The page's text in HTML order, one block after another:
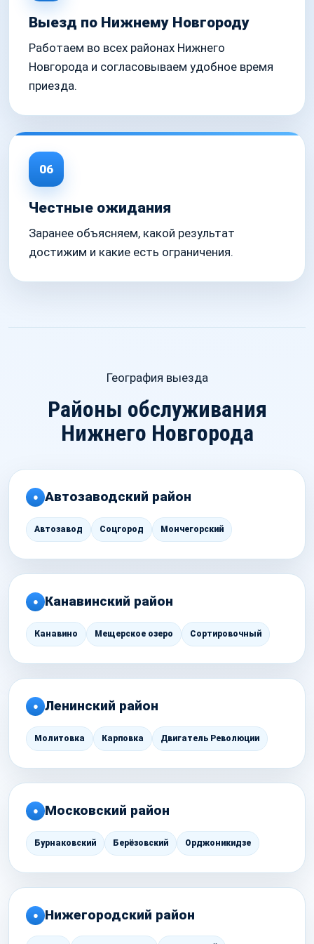
Выезд по Нижнему Новгороду
Работаем во всех районах Нижнего
Новгорода и согласовываем удобное время
приезда.
06
Честные ожидания
Заранее объясняем, какой результат
достижим и какие есть ограничения.
География выезда
Районы обслуживания
Нижнего Новгорода
● Автозаводский район
Автозавод Соцгород Мончегорский
● Канавинский район
Канавино Мещерское озеро Сортировочный
● Ленинский район
Молитовка Карповка Двигатель Революции
● Московский район
Бурнаковский Берёзовский Орджоникидзе
● Нижегородский район